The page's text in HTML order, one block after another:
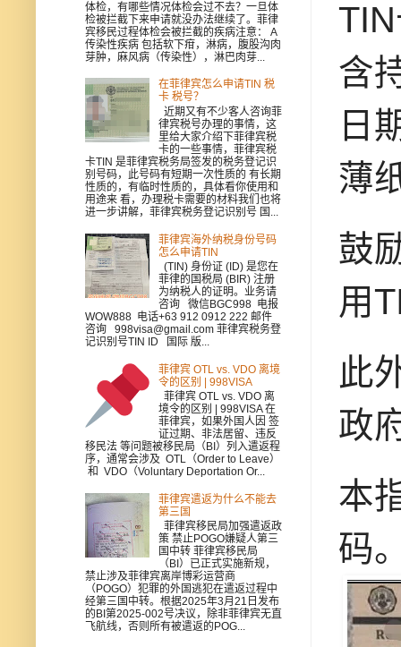
含
日
薄
鼓
用
此
政
本
码
体检，有哪些情况体检会过不去？一旦体
检被拦截下来申请就没办法继续了。菲律
宾移民过程体检会被拦截的疾病注意： A
传染性疾病 包括软下疳，淋病，腹股沟肉
芽肿，麻风病（传染性），淋巴肉芽...
在菲律宾怎么申请TIN 税
卡 税号？
近期又有不少客人咨询菲
律宾税号办理的事情，这
里给大家介绍下菲律宾税
卡的一些事情，菲律宾税
卡TIN 是菲律宾税务局签发的税务登记识
别号码，此号码有短期一次性质的 有长期
性质的，有临时性质的，具体看你使用和
用途来 看，办理税卡需要的材料我们也将
进一步讲解，菲律宾税务登记识别号 国...
菲律宾海外纳税身份号码
怎么申请TIN
(TIN) 身份证 (ID) 是您在
菲律的国税局 (BIR) 注册
为纳税人的证明。业务请
咨询 微信BGC998 电报
WOW888 电话+63 912 0912 222 邮件
咨询 998visa@gmail.com 菲律宾税务登
记识别号TIN ID 国际 版...
菲律宾 OTL vs. VDO 离境
令的区别 | 998VISA
菲律宾 OTL vs. VDO 离
境令的区别 | 998VISA 在
菲律宾，如果外国人因 签
证过期、非法居留、违反
移民法 等问题被移民局（BI）列入遣返程
序，通常会涉及 OTL（Order to Leave）
和 VDO（Voluntary Deportation Or...
菲律宾遣返为什么不能去
第三国
菲律宾移民局加强遣返政
策 禁止POGO嫌疑人第三
国中转 菲律宾移民局
（BI）已正式实施新规，
禁止涉及菲律宾离岸博彩运营商
（POGO）犯罪的外国逃犯在遣返过程中
经第三国中转。根据2025年3月21日发布
的BI第2025-002号决议，除非菲律宾无直
飞航线，否则所有被遣返的POG...